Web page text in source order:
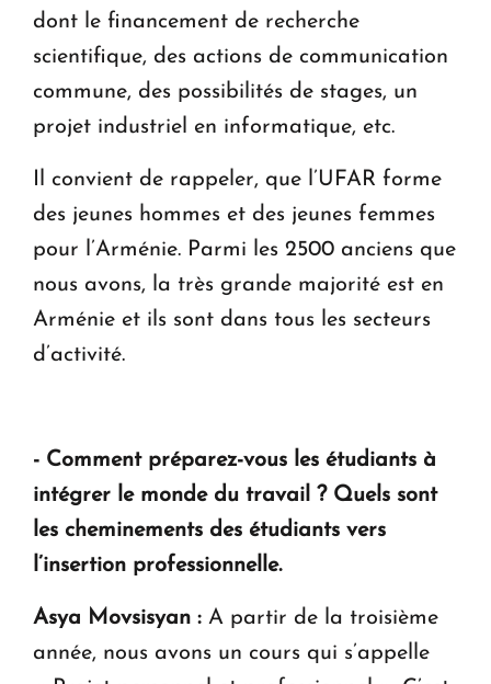
dont le financement de recherche
scientifique, des actions de communication
commune, des possibilités de stages, un
projet industriel en informatique, etc.
Il convient de rappeler, que l’UFAR forme
des jeunes hommes et des jeunes femmes
pour l’Arménie. Parmi les 2500 anciens que
nous avons, la très grande majorité est en
Arménie et ils sont dans tous les secteurs
d’activité.
- Comment préparez-vous les étudiants à
intégrer le monde du travail ?Quels sont
les cheminements des étudiants vers
l’insertion professionnelle.
Asya Movsisyan : A partir de la troisième
année, nous avons un cours qui s’appelle